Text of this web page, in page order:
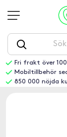
Fri frakt över
Mobiltillbehör
850 000 nöjda